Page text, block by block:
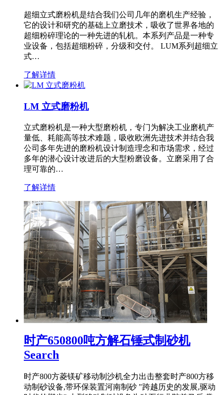
超细立式磨粉机是结合我们公司几年的磨机生产经验，
它的设计和研究的基础上立磨技术，吸收了世界各地的
超细粉碎理论的一种先进的轧机。本系列产品是一种专
业设备，包括超细粉碎，分级和交付。 LUM系列超细立
式…
了解详情
LM 立式磨粉机
立式磨粉机是一种大型磨粉机，专门为解决工业磨机产
量低、耗能高等技术难题，吸收欧洲先进技术并结合我
公司多年先进的磨粉机设计制造理念和市场需求，经过
多年的潜心设计改进后的大型粉磨设备。立磨采用了合
理可靠的…
了解详情
时产650800吨方解石锤式制砂机
Search
时产800方菱镁矿移动制沙机全力出击整套时产800方移
动制砂设备,带环保装置河南制砂 "跨越历史的发展,驱动